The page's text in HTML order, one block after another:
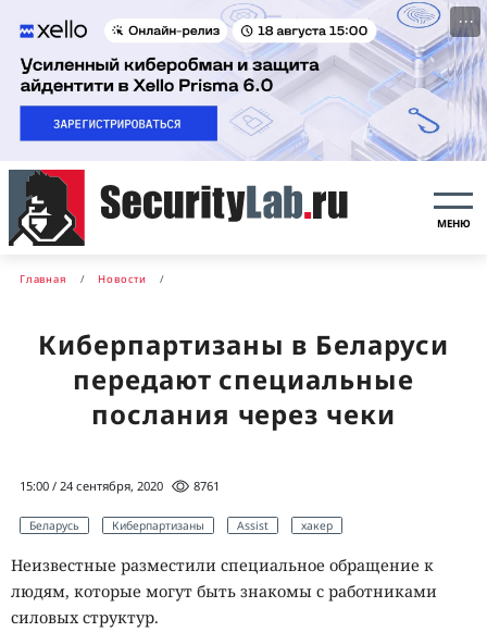
···
МЕНЮ
Главная Новости
Киберпартизаны в Беларуси
передают специальные
послания через чеки
15:00 / 24 сентября, 2020 8761
Беларусь Киберпартизаны Assist хакер
Неизвестные разместили специальное обращение к
людям, которые могут быть знакомы с работниками
силовых структур.